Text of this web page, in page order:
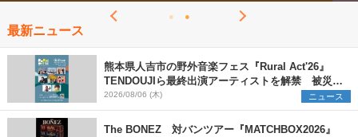
最新ニュース
熊本県人吉市の野外音楽フェス『Rural Act'26』
TENDOUJIら最終出演アーティストを解禁 被災地
支援プロジェクトの始動も発表
2026/08/06 (木) ニュース
The BONEZ 対バンツアー『MATCHBOX2026』